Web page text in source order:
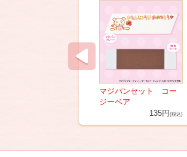
マジパンセット コー
ジーベア
135円 (税込)